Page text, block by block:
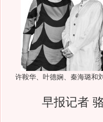
许鞍华、叶德娴、秦海璐和
早报记者 骆